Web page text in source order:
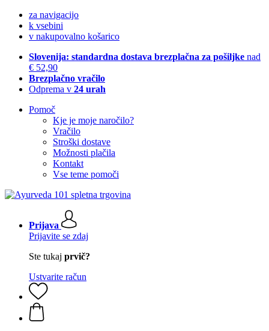
za navigacijo
k vsebini
v nakupovalno košarico
Slovenija: standardna dostava brezplačna za pošiljke nad
€ 52,90
Brezplačno vračilo
Odprema v 24 urah
Pomoč
Kje je moje naročilo?
Vračilo
Stroški dostave
Možnosti plačila
Kontakt
Vse teme pomoči
Prijava
Prijavite se zdaj
Ste tukaj prvič?
Ustvarite račun